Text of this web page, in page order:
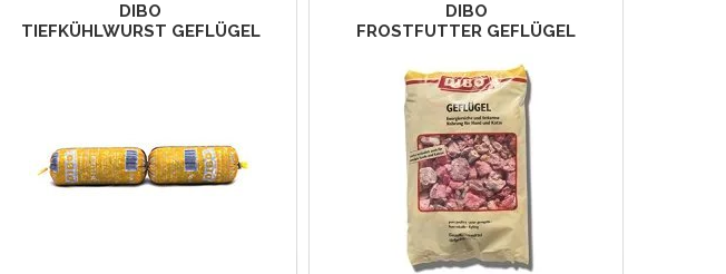
DIBO
TIEFKÜHLWURST GEFLÜGEL
DIBO
FROSTFUTTER GEFLÜGEL